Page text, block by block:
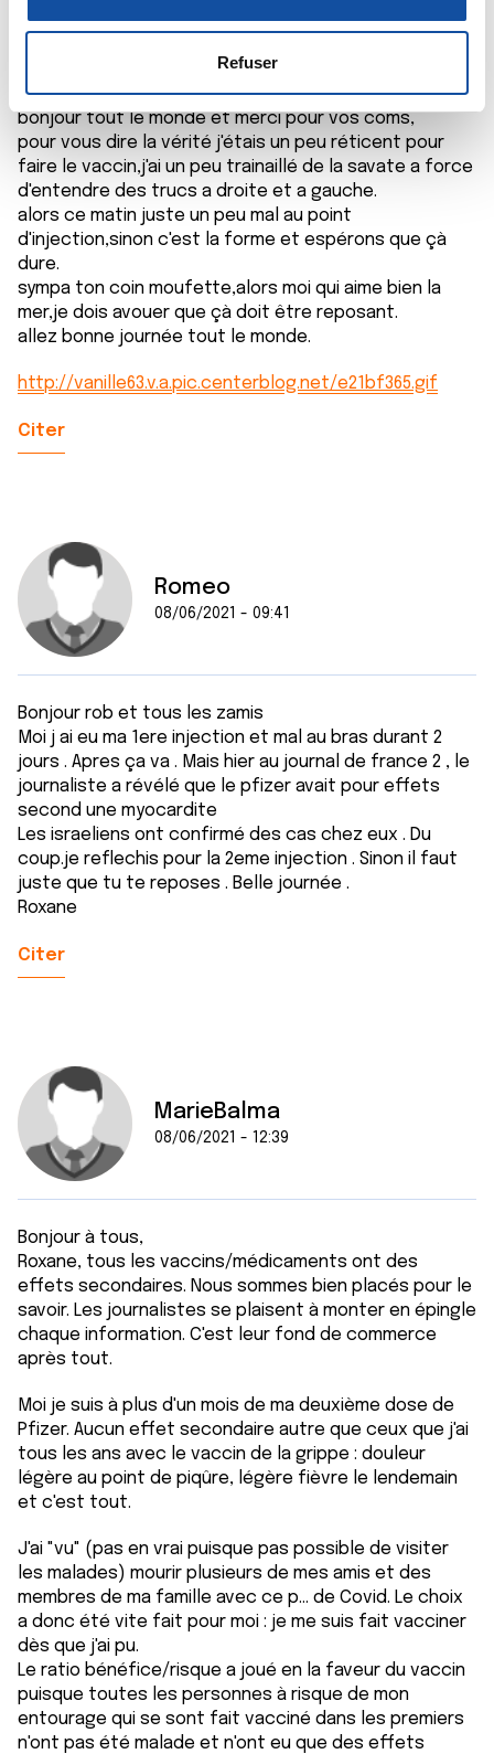
votre consentement à tout moment à partir de la
déclaration sur les cookies.
Les cookies nous permettent de personnaliser le contenu
et les annonces, d'offrir des fonctionnalités relatives aux
médias sociaux et d'analyser notre trafic. Nous
partageons également des informations sur l'utilisation de
notre site avec nos partenaires de médias sociaux, de
publicité et d'analyse, qui peuvent combiner celles-ci
avec d'autres informations que vous leur avez fournies
ou qu'ils ont collectées lors de votre utilisation de leurs
services.
t
m
Refuser
08/06/2021 - 08:50
bonjour tout le monde et merci pour vos coms,
pour vous dire la vérité j'étais un peu réticent pour
faire le vaccin,j'ai un peu trainaillé de la savate a force
d'entendre des trucs a droite et a gauche.
alors ce matin juste un peu mal au point
d'injection,sinon c'est la forme et espérons que çà
dure.
sympa ton coin moufette,alors moi qui aime bien la
mer,je dois avouer que çà doit être reposant.
allez bonne journée tout le monde.
http://vanille63.v.a.pic.centerblog.net/e21bf365.gif
Citer
Romeo
08/06/2021 - 09:41
Bonjour rob et tous les zamis
Moi j ai eu ma 1ere injection et mal au bras durant 2
jours . Apres ça va . Mais hier au journal de france 2 , le
journaliste a révélé que le pfizer avait pour effets
second une myocardite
Les israeliens ont confirmé des cas chez eux . Du
coup.je reflechis pour la 2eme injection . Sinon il faut
juste que tu te reposes . Belle journée .
Roxane
Citer
MarieBalma
08/06/2021 - 12:39
Bonjour à tous,
Roxane, tous les vaccins/médicaments ont des
effets secondaires. Nous sommes bien placés pour le
savoir. Les journalistes se plaisent à monter en épingle
chaque information. C'est leur fond de commerce
après tout.
Moi je suis à plus d'un mois de ma deuxième dose de
Pfizer. Aucun effet secondaire autre que ceux que j'ai
tous les ans avec le vaccin de la grippe : douleur
légère au point de piqûre, légère fièvre le lendemain
et c'est tout.
J'ai "vu" (pas en vrai puisque pas possible de visiter
les malades) mourir plusieurs de mes amis et des
membres de ma famille avec ce p... de Covid. Le choix
a donc été vite fait pour moi : je me suis fait vacciner
dès que j'ai pu.
Le ratio bénéfice/risque a joué en la faveur du vaccin
puisque toutes les personnes à risque de mon
entourage qui se sont fait vacciné dans les premiers
n'ont pas été malade et n'ont eu que des effets